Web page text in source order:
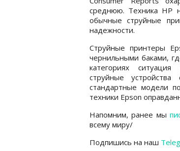
среднюю. Техника HP
обычные струйные
надежности.
Струйные принтеры
чернильными баками,
категориях ситуация
струйные
стандартные модели
техники Epson
Напомним, ранее мы
всему миру/
Подпишись на наш